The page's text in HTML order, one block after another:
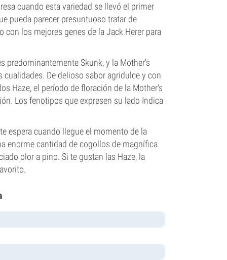
cuando esta variedad se llevó el primer
pueda parecer presuntuoso tratar de
con los mejores genes de la Jack Herer para
predominantemente Skunk, y la Mother's
De delioso sabor agridulce y con
Haze, el período de floración de la Mother's
Los fenotipos que expresen su lado Indica
espera cuando llegue el momento de la
enorme cantidad de cogollos de magnífica
olor a pino. Si te gustan las Haze, la